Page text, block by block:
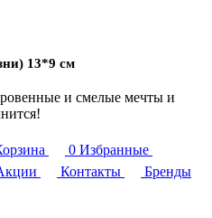
13*9 см
и смелые мечты и
0 Избранные
Контакты
Бренды